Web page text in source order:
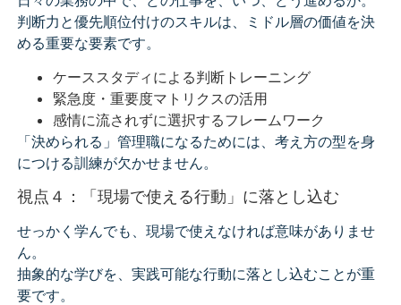
判断力と優先順位付けのスキルは、ミドル層の価値を決
める重要な要素です。
ケーススタディによる判断トレーニング
緊急度・重要度マトリクスの活用
感情に流されずに選択するフレームワーク
「決められる」管理職になるためには、考え方の型を身
につける訓練が欠かせません。
視点４：「現場で使える行動」に落とし込む
せっかく学んでも、現場で使えなければ意味がありませ
ん。
抽象的な学びを、実践可能な行動に落とし込むことが重
要です。